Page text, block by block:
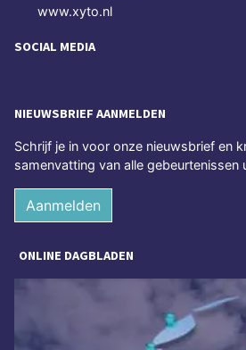
www.xyto.nl
SOCIAL MEDIA
NIEUWSBRIEF AANMELDEN
Schrijf je in voor onze nieuwsbrief en
samenvatting van alle gebeurtenissen
Aanmelden
ONLINE DAGBLADEN